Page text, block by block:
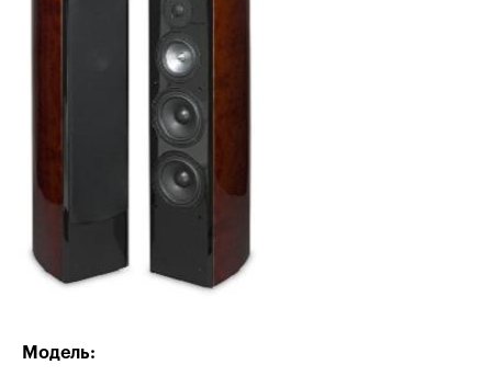
Модель: